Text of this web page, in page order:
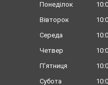
Понеділок
Вівторок
Середа
Четвер
Пʼятниця
Субота